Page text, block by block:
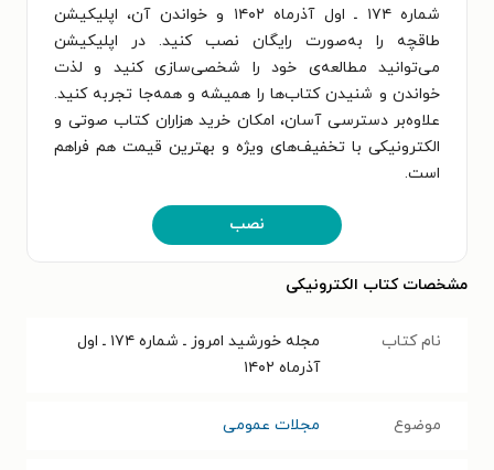
شماره ۱۷۴ ـ اول آذرماه ۱۴۰۲ و خواندن آن، اپلیکیشن
طاقچه را به‌صورت رایگان نصب کنید. در اپلیکیشن
می‌توانید مطالعه‌ی خود را شخصی‌سازی کنید و لذت
خواندن و شنیدن کتاب‌ها را همیشه و همه‌جا تجربه کنید.
علاوه‌بر دسترسی آسان، امکان خرید هزاران کتاب صوتی و
الکترونیکی با تخفیف‌های ویژه و بهترین قیمت هم فراهم
است.
نصب
مشخصات کتاب الکترونیکی
نام کتاب
مجله خورشید امروز ـ شماره ۱۷۴ ـ اول
آذرماه ۱۴۰۲
موضوع مجلات عمومی